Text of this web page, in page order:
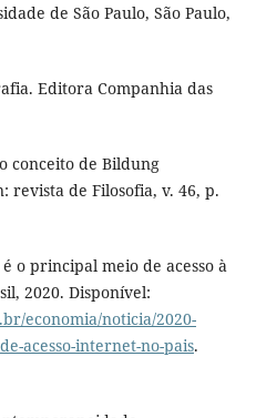
de São Paulo, São Paulo,
Editora Companhia das
conceito de Bildung
de Filosofia, v. 46, p.
o principal meio de acesso à
2020. Disponível:
economia/noticia/2020-
acesso-internet-no-pais.